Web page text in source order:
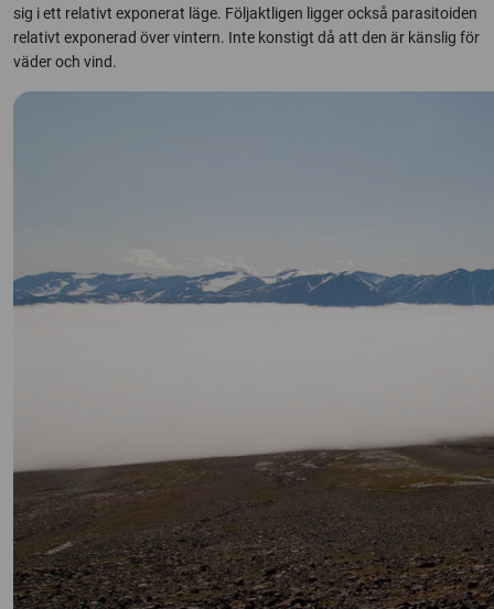
sig i ett relativt exponerat läge. Följaktligen ligger också parasitoiden
relativt exponerad över vintern. Inte konstigt då att den är känslig för
väder och vind.